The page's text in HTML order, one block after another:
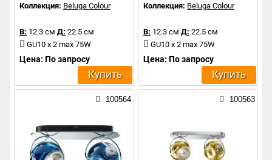
Коллекция: Beluga Colour
В: 12.3 см Д: 22.5 см
GU10 x 2 max 75W
Цена: По запросу
Купить
Коллекция: Beluga Colour
В: 12.3 см Д: 22.5 см
GU10 x 2 max 75W
Цена: По запросу
Купить
100564 100563